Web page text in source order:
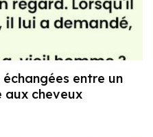
entre un
aux cheveux